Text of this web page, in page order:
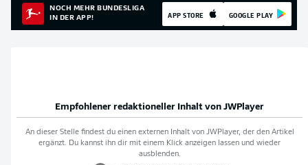
NOCH MEHR BUNDESLIGA
IN DER APP!
APP STORE GOOGLE PLAY
Empfohlener redaktioneller Inhalt von JWPlayer
An dieser Stelle findest du einen externen Inhalt von JWPlayer, der den Artikel
ergänzt. Du kannst ihn dir mit einem Klick anzeigen lassen und wieder
ausblenden.